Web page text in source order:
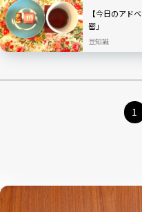
【今日のアド
密」
豆知識
1